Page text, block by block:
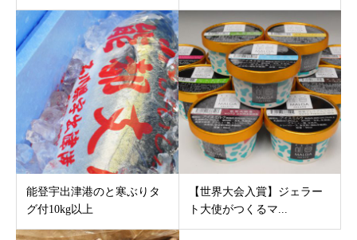
能登宇出津港のと寒ぶりタ
グ付10kg以上
【世界大会入賞】ジェラー
ト大使がつくるマ...